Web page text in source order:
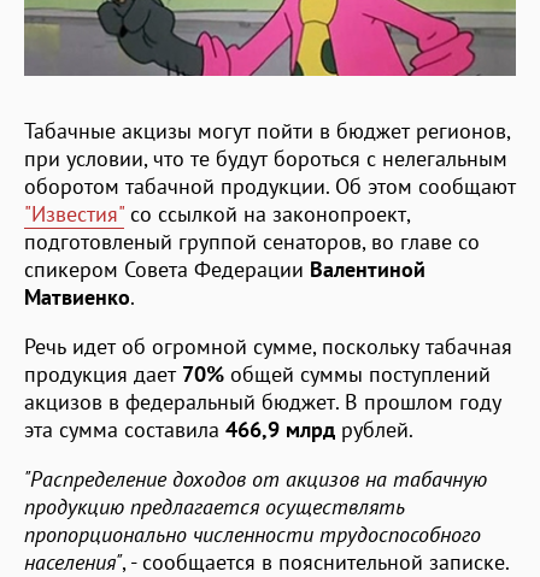
Табачные акцизы могут пойти в бюджет регионов,
при условии, что те будут бороться с нелегальным
оборотом табачной продукции. Об этом сообщают
"Известия" со ссылкой на законопроект,
подготовленый группой сенаторов, во главе со
спикером Совета Федерации Валентиной
Матвиенко.
Речь идет об огромной сумме, поскольку табачная
продукция дает 70% общей суммы поступлений
акцизов в федеральный бюджет. В прошлом году
эта сумма составила 466,9 млрд рублей.
"Распределение доходов от акцизов на табачную
продукцию предлагается осуществлять
пропорционально численности трудоспособного
населения", - сообщается в пояснительной записке.